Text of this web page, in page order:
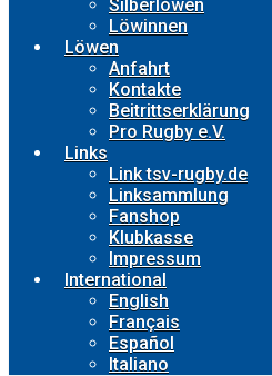
Silberlöwen
Löwinnen
Löwen
Anfahrt
Kontakte
Beitrittserklärung
Pro Rugby e.V.
Links
Link tsv-rugby.de
Linksammlung
Fanshop
Klubkasse
Impressum
International
English
Français
Español
Italiano